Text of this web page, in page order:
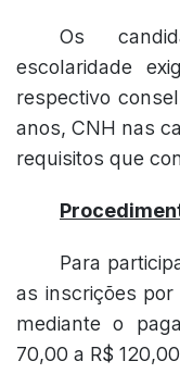
Os
escolaridade
respectivo
anos, CNH nas
requisitos que
Para
as inscrições
mediante o
70,00 a R$